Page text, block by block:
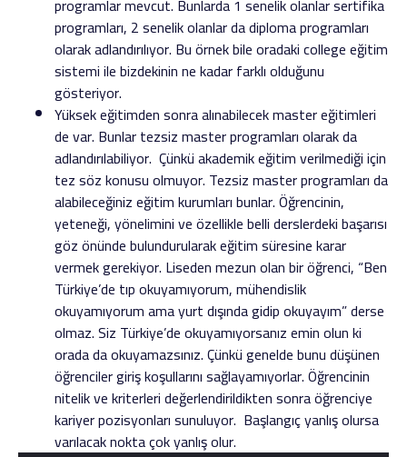
programlar mevcut. Bunlarda 1 senelik olanlar sertifika
programları, 2 senelik olanlar da diploma programları
olarak adlandırılıyor. Bu örnek bile oradaki college eğitim
sistemi ile bizdekinin ne kadar farklı olduğunu
gösteriyor.
Yüksek eğitimden sonra alınabilecek master eğitimleri
de var. Bunlar tezsiz master programları olarak da
adlandırılabiliyor. Çünkü akademik eğitim verilmediği için
tez söz konusu olmuyor. Tezsiz master programları da
alabileceğiniz eğitim kurumları bunlar. Öğrencinin,
yeteneği, yönelimini ve özellikle belli derslerdeki başarısı
göz önünde bulundurularak eğitim süresine karar
vermek gerekiyor. Liseden mezun olan bir öğrenci, “Ben
Türkiye’de tıp okuyamıyorum, mühendislik
okuyamıyorum ama yurt dışında gidip okuyayım” derse
olmaz. Siz Türkiye’de okuyamıyorsanız emin olun ki
orada da okuyamazsınız. Çünkü genelde bunu düşünen
öğrenciler giriş koşullarını sağlayamıyorlar. Öğrencinin
nitelik ve kriterleri değerlendirildikten sonra öğrenciye
kariyer pozisyonları sunuluyor. Başlangıç yanlış olursa
varılacak nokta çok yanlış olur.